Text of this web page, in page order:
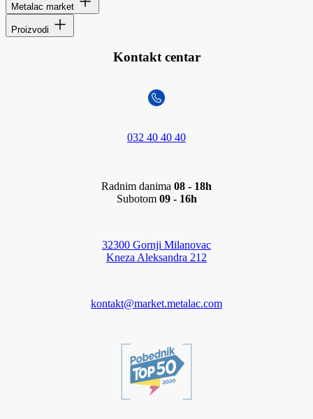
Metalac market
Proizvodi
Kontakt centar
032 40 40 40
Radnim danima 08 - 18h
Subotom 09 - 16h
32300 Gornji Milanovac
Kneza Aleksandra 212
kontakt@market.metalac.com